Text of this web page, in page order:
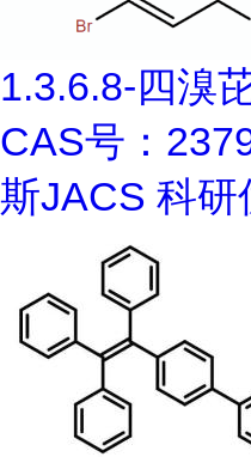
1.3.6.8-四溴
CAS号：
斯JACS 科研